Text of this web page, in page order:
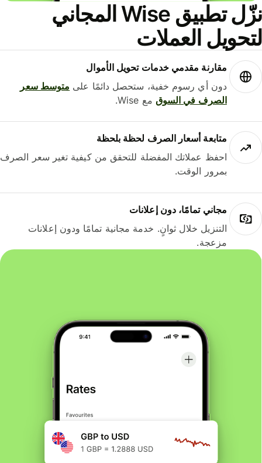
نزّل تطبيق Wise المجاني
العملات
مقارنة مقدمي خدمات تحويل الأموال
دون أي رسوم خفية، ستحصل دائمًا علىمتوسط ​​سعر
الصرف في السوقمع Wise.
متابعة أسعار الصرف لحظة بلحظة
احفظ عملاتك المفضلة للتحقق من كيفية تغير سعر الصرف
بمرور الوقت.
مجاني تمامًا، دون إعلانات
التنزيل خلال ثوانٍ. خدمة مجانية تمامًا ودون إعلانات
مزعجة.